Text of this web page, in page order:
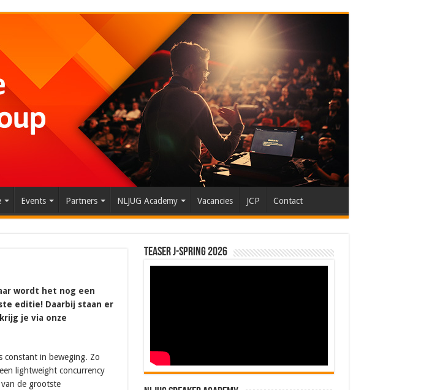
Events Partners NLJUG Academy Vacancies JCP Contact
wordt het nog een
editie! Daarbij staan er
je via onze
constant in beweging. Zo
lightweight concurrency
de grootste
Teaser J-Spring 2026